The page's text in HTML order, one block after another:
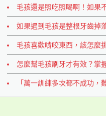
毛孩還是照吃照喝啊！如果
如果遇到毛孩是整根牙齒掉
毛孩喜歡啃咬東西，該怎麼
怎麼幫毛孩刷牙才有效？掌
「萬一訓練多次都不成功，